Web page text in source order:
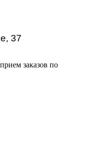
37
заказов по